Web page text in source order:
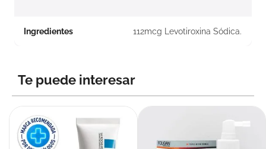
Ingredientes 112mcg Levotiroxina Sódica.
Te puede interesar